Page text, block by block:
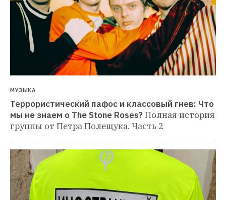
МУЗЫКА
Террористический пафос и классовый гнев: Что
мы не знаем о The Stone Roses?Полная история
группы от Петра Полещука. Часть 2